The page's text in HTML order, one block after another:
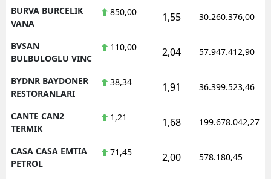
BURVA BURCELIK
VANA
850,00 1,55 30.260.376,00
BVSAN
BULBULOGLU VINC
110,00 2,04 57.947.412,90
BYDNR BAYDONER
RESTORANLARI
38,34 1,91 36.399.523,46
CANTE CAN2
TERMIK
1,21 1,68 199.678.042,27
CASA CASA EMTIA
PETROL
71,45 2,00 578.180,45